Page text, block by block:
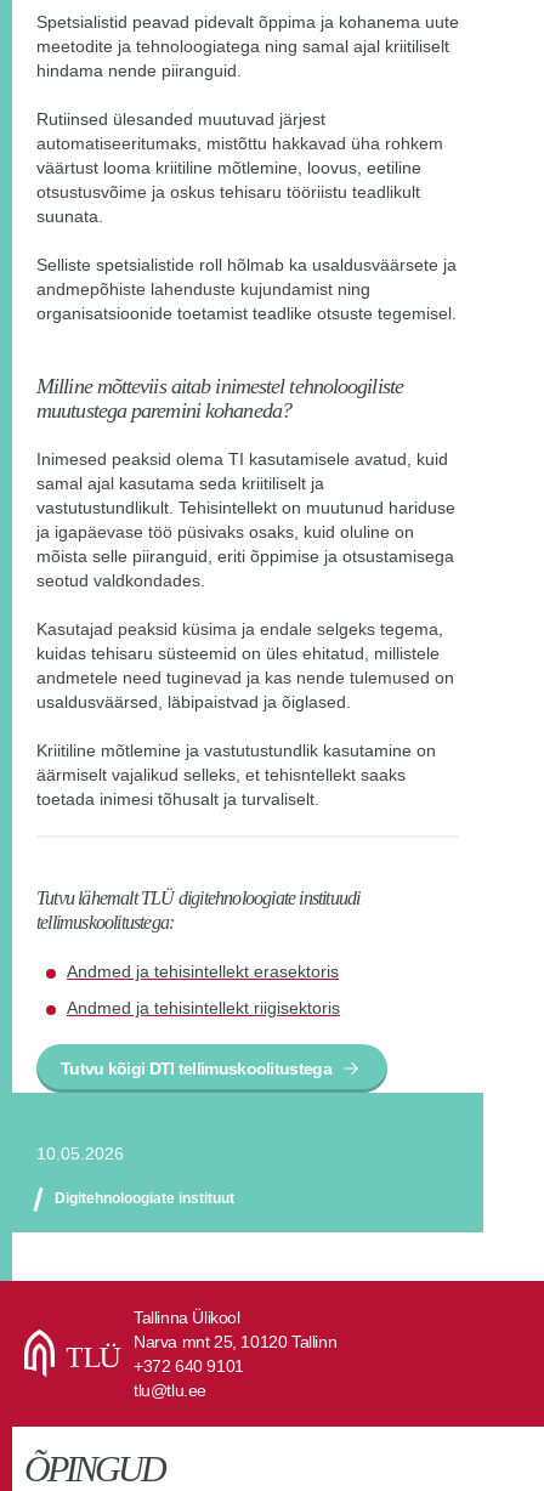
10.05.2026
Digitehnoloogiate instituut
Spetsialistid peavad pidevalt õppima ja kohanema uute
meetodite ja tehnoloogiatega ning samal ajal kriitiliselt
hindama nende piiranguid.
Rutiinsed ülesanded muutuvad järjest
automatiseeritumaks, mistõttu hakkavad üha rohkem
väärtust looma kriitiline mõtlemine, loovus, eetiline
otsustusvõime ja oskus tehisaru tööriistu teadlikult
suunata.
Selliste spetsialistide roll hõlmab ka usaldusväärsete ja
andmepõhiste lahenduste kujundamist ning
organisatsioonide toetamist teadlike otsuste tegemisel.
Milline mõtteviis aitab inimestel tehnoloogiliste
muutustega paremini kohaneda?
Inimesed peaksid olema TI kasutamisele avatud, kuid
samal ajal kasutama seda kriitiliselt ja
vastutustundlikult. Tehisintellekt on muutunud hariduse
ja igapäevase töö püsivaks osaks, kuid oluline on
mõista selle piiranguid, eriti õppimise ja otsustamisega
seotud valdkondades.
Kasutajad peaksid küsima ja endale selgeks tegema,
kuidas tehisaru süsteemid on üles ehitatud, millistele
andmetele need tuginevad ja kas nende tulemused on
usaldusväärsed, läbipaistvad ja õiglased.
Kriitiline mõtlemine ja vastutustundlik kasutamine on
äärmiselt vajalikud selleks, et tehisntellekt saaks
toetada inimesi tõhusalt ja turvaliselt.
Tutvu lähemalt TLÜ digitehnoloogiate instituudi
tellimuskoolitustega:
Andmed ja tehisintellekt erasektoris
Andmed ja tehisintellekt riigisektoris
Tutvu kõigi DTI tellimuskoolitustega
Tallinna Ülikool
Narva mnt 25, 10120 Tallinn
+372 640 9101
tlu@tlu.ee
ÕPINGUD